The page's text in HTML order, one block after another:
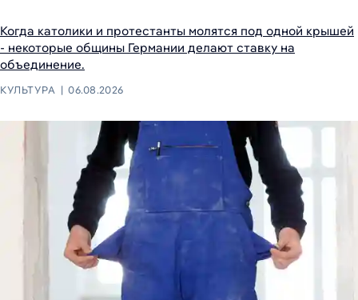
Когда католики и протестанты молятся под одной крышей
- некоторые общины Германии делают ставку на
объединение.
КУЛЬТУРА 06.08.2026